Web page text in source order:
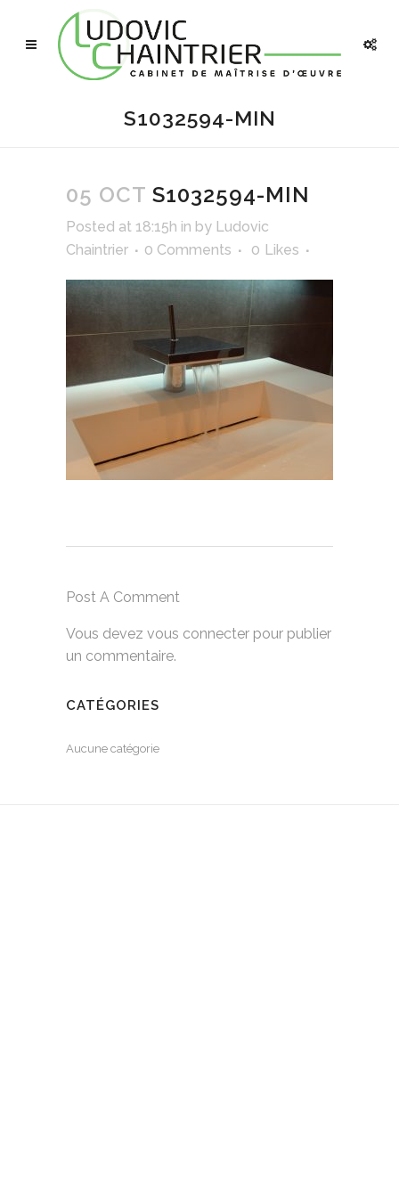
S1032594-MIN
05 OCT S1032594-MIN
Posted at 18:15h in by Ludovic
Chaintrier
0 Comments 0 Likes
Post A Comment
Vous devez vous connecter pour publier
un commentaire.
CATÉGORIES
Aucune catégorie